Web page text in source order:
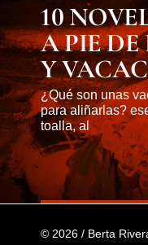
10
A PIE
Y
¿Qué son unas
para aliñarlas?
toalla, al
© 2026 / Berta